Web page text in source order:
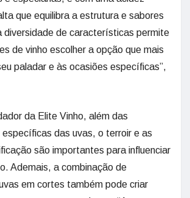
que equilibra a estrutura e sabores
diversidade de características permite
de vinho escolher a opção que mais
paladar e às ocasiões específicas”,
da Elite Vinho, além das
das uvas, o terroir e as
são importantes para influenciar
Ademais, a combinação de
em cortes também pode criar